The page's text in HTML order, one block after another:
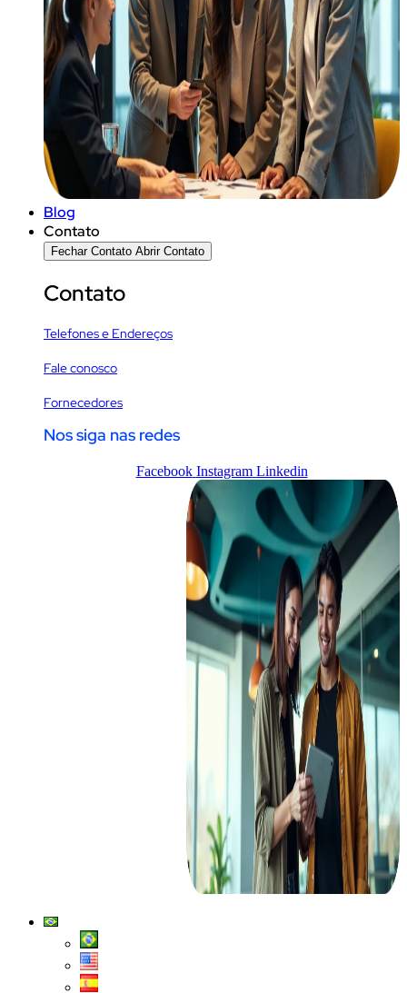
Blog
Contato
Fechar Contato Abrir Contato
Contato
Telefones e Endereços
Fale conosco
Fornecedores
Nos siga nas redes
Facebook Instagram Linkedin